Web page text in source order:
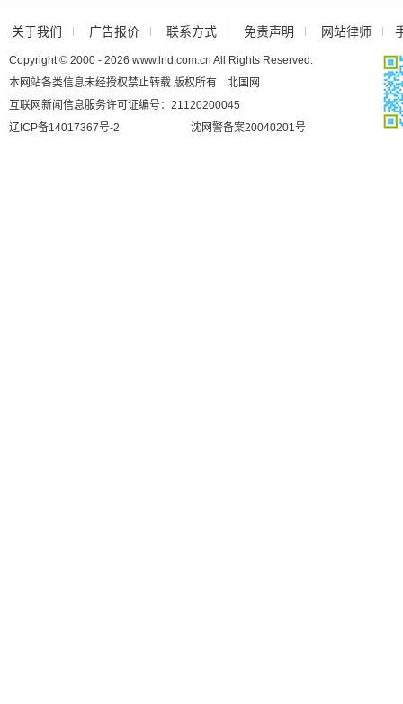
关于我们 广告报价 联系方式 免责声明 网站律师
Copyright © 2000 - 2026 www.lnd.com.cn All Rights Reserved.
本网站各类信息未经授权禁止转载 版权所有 北国网
互联网新闻信息服务许可证编号：21120200045
辽ICP备14017367号-2
沈网警备案20040201号